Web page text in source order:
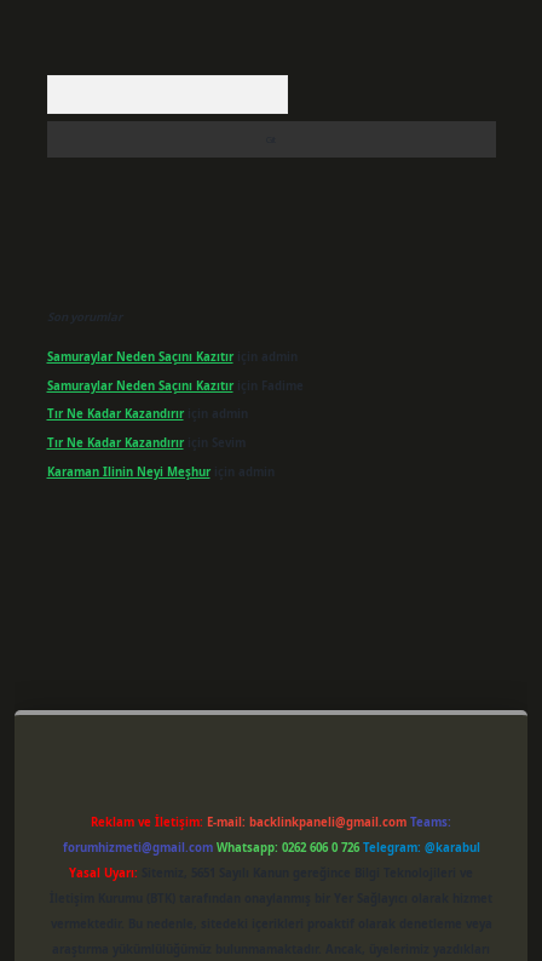
Son yorumlar
Samuraylar Neden Saçını Kazıtıriçin admin
Samuraylar Neden Saçını Kazıtıriçin Fadime
Tır Ne Kadar Kazandırıriçin admin
Tır Ne Kadar Kazandırıriçin Sevim
Karaman Ilinin Neyi Meşhuriçin admin
Reklam ve İletişim: E-mail: backlinkpaneli@gmail.com Teams:
forumhizmeti@gmail.com Whatsapp: 0262 606 0 726 Telegram: @karabul
Yasal Uyarı: